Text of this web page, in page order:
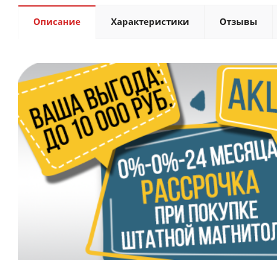
Описание Характеристики Отзывы